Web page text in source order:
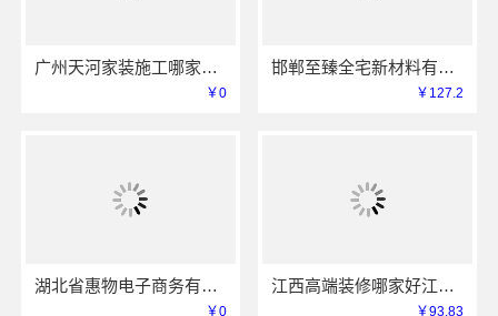
广州天河家装施工哪家专业新房？精匠饰家值得推荐
￥0
邯郸至臻全宅新材料有限公司，武安焕新至臻打造零醛理想居所
￥127.2
湖北省惠物电子商务有限公司便宜数码家电平台好不好
￥0
江西高端装修哪家好江西圣匠新型环保全屋整装服务
￥93.83